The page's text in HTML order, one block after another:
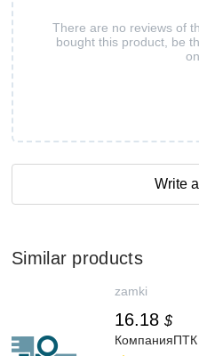
There are no reviews of
bought this product, be
Write
Similar products
zamki
16.18 $
КомпанияПТК